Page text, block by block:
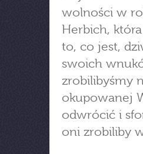
wolności w
Herbich,
to, co jest,
swoich
zrobilibyśmy
okupowanej
odwrócić i
oni zrobiliby